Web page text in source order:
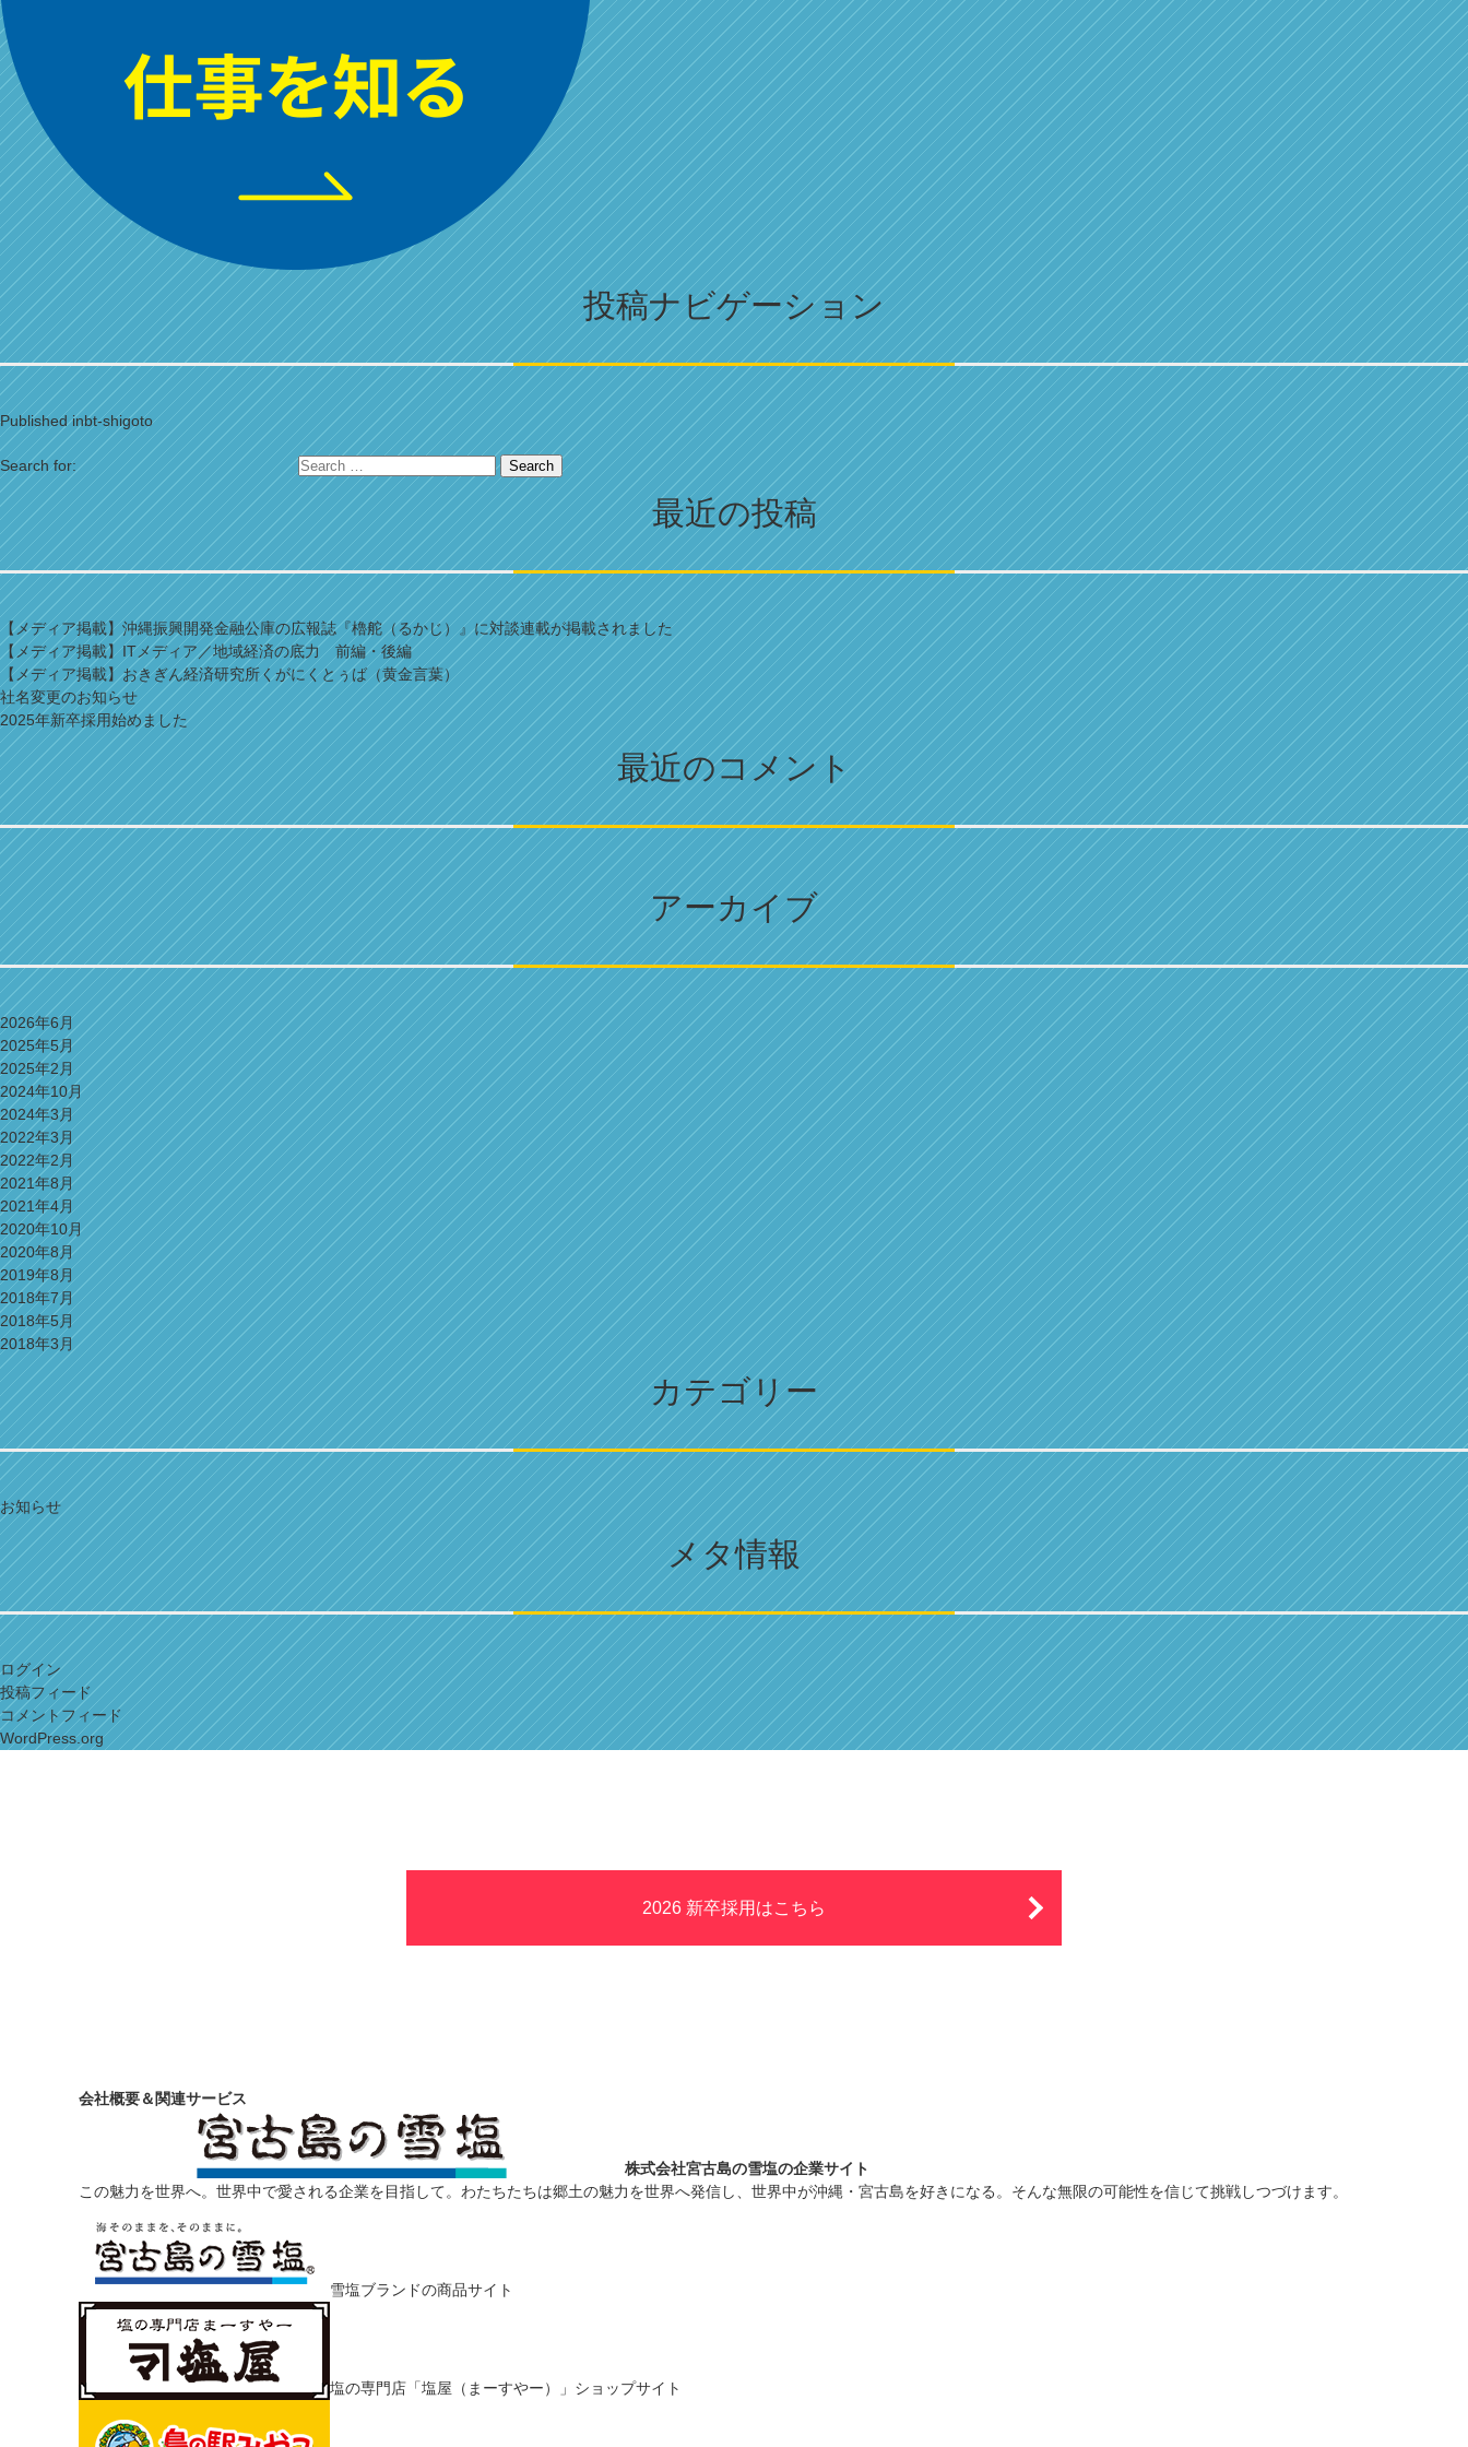
投稿ナビゲーション
Published inbt-shigoto
Search for: Search
最近の投稿
【メディア掲載】沖縄振興開発金融公庫の広報誌『櫓舵（るかじ）』に対談連載が掲載されました
【メディア掲載】ITメディア／地域経済の底力 前編・後編
【メディア掲載】おきぎん経済研究所くがにくとぅば（黄金言葉）
社名変更のお知らせ
2025年新卒採用始めました
最近のコメント
アーカイブ
2026年6月
2025年5月
2025年2月
2024年10月
2024年3月
2022年3月
2022年2月
2021年8月
2021年4月
2020年10月
2020年8月
2019年8月
2018年7月
2018年5月
2018年3月
カテゴリー
お知らせ
メタ情報
ログイン
投稿フィード
コメントフィード
WordPress.org
2026 新卒採用はこちら
会社概要＆関連サービス
株式会社宮古島の雪塩の企業サイト
この魅力を世界へ。世界中で愛される企業を目指して。わたちたちは郷土の魅力を世界へ発信し、世界中が沖縄・宮古島を好きになる。そんな無限の可能性を信じて挑戦しつづけます。
雪塩ブランドの商品サイト
塩の専門店「塩屋（まーすやー）」ショップサイト